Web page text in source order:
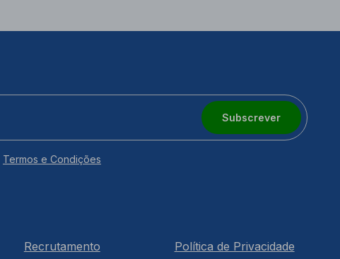
Subscrever
Termos e Condições
Recrutamento
Política de Privacidade